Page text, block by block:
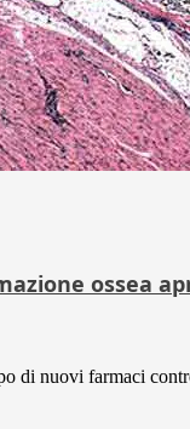
ossea
di nuovi farmaci